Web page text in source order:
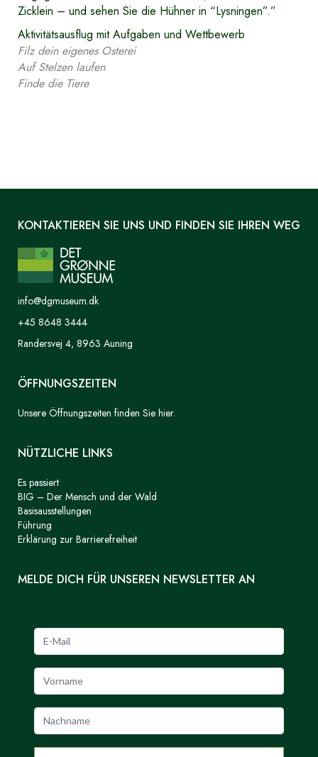
Zicklein – und sehen Sie die Hühner in “Lysningen”.”
Aktivitätsausflug mit Aufgaben und Wettbewerb
Filz dein eigenes Osterei
Auf Stelzen laufen
Finde die Tiere
KONTAKTIEREN SIE UNS UND FINDEN SIE IHREN WEG
info@dgmuseum.dk
+45 8648 3444
Randersvej 4, 8963 Auning
ÖFFNUNGSZEITEN
Unsere Öffnungszeiten finden Sie hier.
NÜTZLICHE LINKS
Es passiert
BIG – Der Mensch und der Wald
Basisausstellungen
Führung
Erklärung zur Barrierefreiheit
MELDE DICH FÜR UNSEREN NEWSLETTER AN